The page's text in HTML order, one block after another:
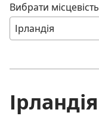
Вибрати місцевість
Ірландія